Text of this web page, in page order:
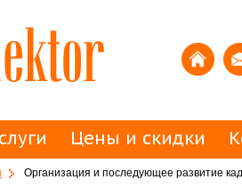
Цены и скидки
Организация и последующее развитие